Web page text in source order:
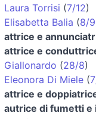
Laura Torrisi (7/12)
Elisabetta Balia (8/9
attrice e
attrice e
Giallonardo (28/8)
Eleonora Di Miele (
attrice e
autrice di fumetti e